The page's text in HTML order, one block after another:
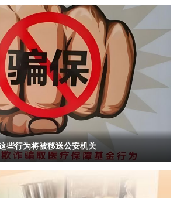
在甘肃省兰州市七里河区兰州老街观看舞狮
慧摄） “中国春节蕴含和谐、团圆与辞旧迎
文化自信与古老智慧。在地缘政治冲突频发，
，这个节日推动着全球交流。”巴基斯坦学者马
巴基斯坦观察家报》撰文指出，中国春节
瑰宝”。 许多外国人通过春节了解中国和中
界》杂志将镜头对准涌入中国欢庆春节的游
芬恩戴上马头造型的帽子，在公园的金色许愿
章说，以传统美食、特色文化活动为标志的中
体验的游客心向往之。今年春节，海外游客纷
这场“世界上最盛大的庆典之一”。 《俄罗
交媒体上兴起“成为中国人”潮流——外国网民
方式清单”：喝温水、煮粥、练习八段锦、泡
现的地域多元性与“和而不同”的文明特质，
价值观的窗口。 中国春节热潮，正在走向
，莫斯科地铁开通春节主题列车，将运营约一
游客沉浸式体验“金陵风华”；位于重庆沙坪坝
内，孩子们在“地心历险”中开启一场别样科幻
，消费的价值链条不断向智能、体验感、
避障、规划路径的扫地机器人，挥手可调
控温送风的智能空调……今年春节，“能互动会
）家电成为消费主流产品。 “春节期间，智
量猛增，融合AI场景体验的新品销售占比超过
管理中心负责人孟庆祥说。 2月21日，消费
场选购。新华社记者 李然 摄 国家信息中
研究室副主任邹蕴涵表示，我国人均国内生产
消费增长将从“量的扩张”逐渐转向“质的提
新模式加速涌现，带动产业升级、供给创新，
巨大潜力。 供需提质，政策加力。春节期
促消费紧密结合，“政策+活动”双轮驱动，持续
庆通过微改造、精提升，扩围升级“一刻钟
之姿奔赴新程，在传承中华优秀传统文化、推
上步履不停，共赴一场繁花似锦的文化之约，
展的壮丽华章！祝全国的朋友们新春快乐、马
福安康、万事胜意、喜乐绵长！
充分发挥市场主体的积极性和创造性，提高市
展和繁荣。保障市场公平。市场自治可以确保
上进行竞争，保障市场公平，维护市场秩序。
治可以激发市场主体的创新意识和创新能力，
进步。 三、司法独立与市场自治
障，市场自治是司法独立的重要基础。 司法
保障。市场经济是法治经济，市场主体的自主
盈亏需要法律的保障和规范。司法独立可以确
正地行使职权，为市场主体提供公正的司法保
场自治是司法独立的重要基
济，市场主体的自主决策、自主经营、自负盈
率，促进经济的发展和繁荣。司法独立需要在
些行为将被移送公安机关